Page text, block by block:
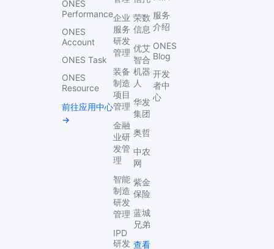
ONES
Performance
ONES
Account
ONES Task
ONES
Resource
前往应用中心
→
企业
服务
研发
管理
装备
制造
项目
管理
金融
业研
发管
理
智能
制造
研发
管理
IPD
研发
荣数
信息
优艾
智合
机器
人
华发
集团
奥哲
中农
网
紫金
保险
蓝城
兄弟
查看
服务
介绍
ONES
Blog
开发
者中
心